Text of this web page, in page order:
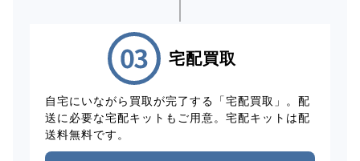
宅配買取
自宅にいながら買取が完了する「宅配買取」。配
送に必要な宅配キットもご用意。宅配キットは配
送料無料です。